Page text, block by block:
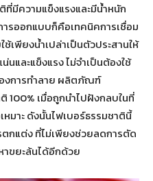
ที่มีความแข็งแรงและมีน้ำหนัก
ารออกแบบก็คือเทคนิคการเชื่อม
เพียงน้ำเปล่าเป็นตัวประสานให้
และแข็งแรง ไม่จำเป็นต้องใช้
องการทำลาย ผลิตภัณฑ์
100% เมื่อถูกนำไปฝังกลบในที่
มาะ ดังนั้นไฟเบอร์ธรรมชาตินี้
กแต่ง ที่ไม่เพียงช่วยลดการตัด
ขยะล้นได้อีกด้วย